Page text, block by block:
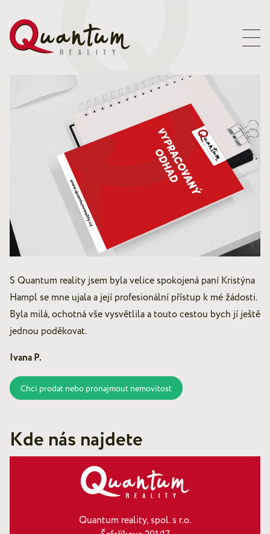
S Quantum reality jsem byla velice spokojená paní Kristýna
Hampl se mne ujala a její profesionální přístup k mé žádosti.
Byla milá, ochotná vše vysvětlila a touto cestou bych jí ještě
jednou poděkovat.
Ivana P.
Chci prodat nebo pronajmout nemovitost
Kde nás najdete
Quantum reality, spol. s r.o.